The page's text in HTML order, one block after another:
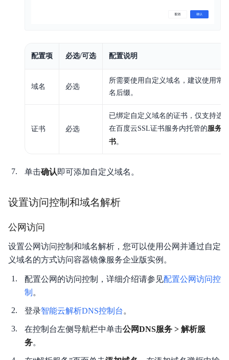
配置项 必选/可选 配置说明
域名 必选
所需要使用自定义域名，建议使用常
名后缀。
证书 必选
已绑定自定义域名的证书，仅支持选
在百度云SSL证书服务内托管的服务
书。
单击确认 即可添加自定义域名。
设置访问控制和域名解析
公网访问
设置公网访问控制和域名解析，您可以使用公网并通过自定
义域名的方式访问容器镜像服务企业版实例。
配置公网的访问控制，详细介绍请参见配置公网访问控
制 。
登录智能云解析DNS控制台 。
在控制台左侧导航栏中单击公网DNS服务 > 解析服
务。